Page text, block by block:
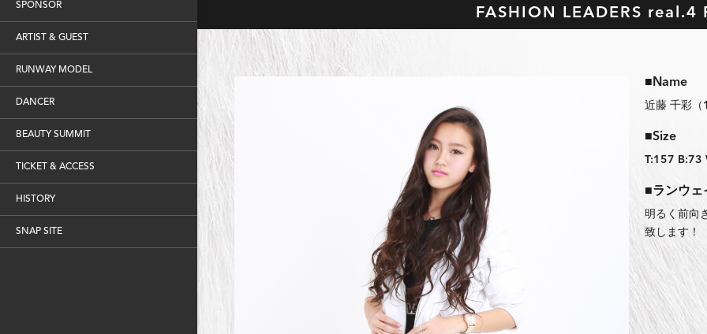
SPONSOR
ARTIST & GUEST
RUNWAY MODEL
DANCER
BEAUTY SUMMIT
TICKET & ACCESS
HISTORY
SNAP SITE
FASHION LEADERS real.4
■Name
近藤 千彩（
■Size
T:157 B:73
■ランウェ
明るく前向
致します！